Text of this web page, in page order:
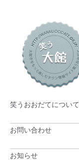
笑うおおだてについて
お問い合わせ
お知らせ